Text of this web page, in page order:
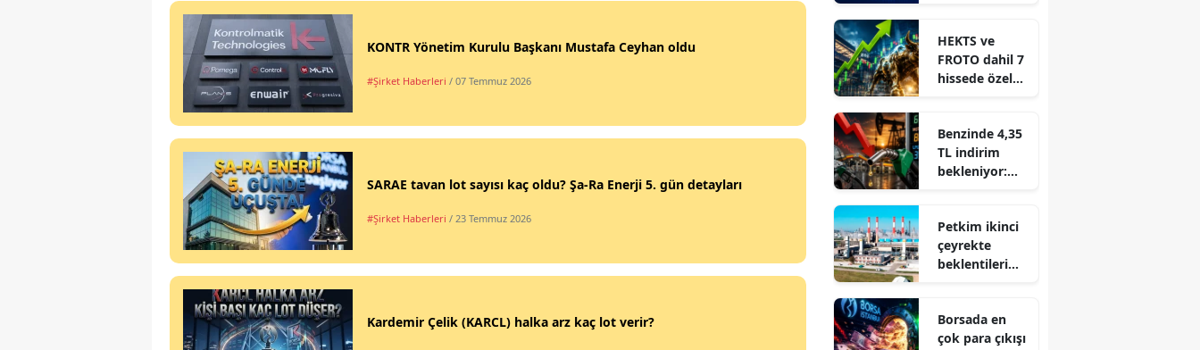
KONTR Yönetim Kurulu Başkanı Mustafa Ceyhan oldu
#Şirket Haberleri / 07 Temmuz 2026
SARAE tavan lot sayısı kaç oldu? Şa-Ra Enerji 5. gün detayları
#Şirket Haberleri / 23 Temmuz 2026
Kardemir Çelik (KARCL) halka arz kaç lot verir?
hisseler!
HEKTS ve
FROTO dahil 7
hissede özel
Benzinde 4,35
TL indirim
bekleniyor:
mı?
Petkim ikinci
çeyrekte
beklentileri
kâr
Borsada en
çok para çıkışı